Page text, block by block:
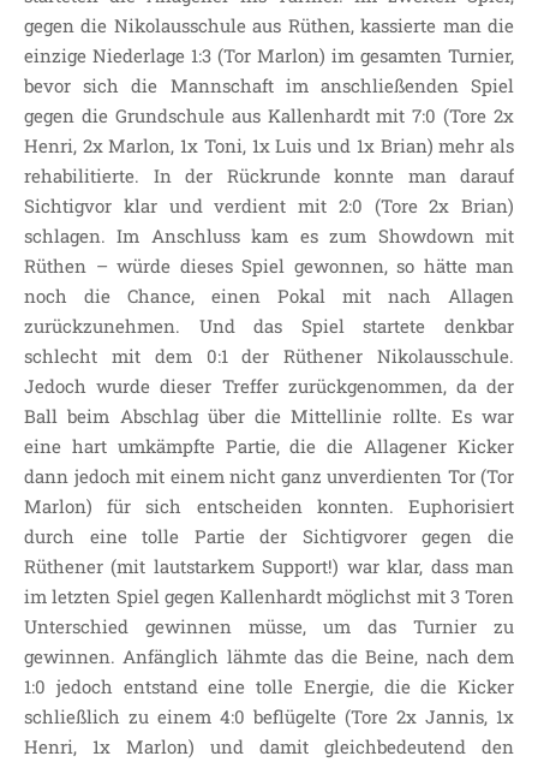
KLASSE 4 DURRANT
LEITBILD UNSERER
GRUNDSCHULE
SCHULPROGRAMM
OFFENE
GANZTAGSGRUNDSCHULE
KONTAKT
OGGS DOWNLOADS
FÖRDERVEREIN
KOOPERATIONEN
LINKS
DATENSCHUTZERKLÄRUNG
gegen die Nikolausschule aus Rüthen, kassierte man die
einzige Niederlage 1:3 (Tor Marlon) im gesamten Turnier,
bevor sich die Mannschaft im anschließenden Spiel
gegen die Grundschule aus Kallenhardt mit 7:0 (Tore 2x
Henri, 2x Marlon, 1x Toni, 1x Luis und 1x Brian) mehr als
rehabilitierte. In der Rückrunde konnte man darauf
Sichtigvor klar und verdient mit 2:0 (Tore 2x Brian)
schlagen. Im Anschluss kam es zum Showdown mit
Rüthen – würde dieses Spiel gewonnen, so hätte man
noch die Chance, einen Pokal mit nach Allagen
zurückzunehmen. Und das Spiel startete denkbar
schlecht mit dem 0:1 der Rüthener Nikolausschule.
Jedoch wurde dieser Treffer zurückgenommen, da der
Ball beim Abschlag über die Mittellinie rollte. Es war
eine hart umkämpfte Partie, die die Allagener Kicker
dann jedoch mit einem nicht ganz unverdienten Tor (Tor
Marlon) für sich entscheiden konnten. Euphorisiert
durch eine tolle Partie der Sichtigvorer gegen die
Rüthener (mit lautstarkem Support!) war klar, dass man
im letzten Spiel gegen Kallenhardt möglichst mit 3 Toren
Unterschied gewinnen müsse, um das Turnier zu
gewinnen. Anfänglich lähmte das die Beine, nach dem
1:0 jedoch entstand eine tolle Energie, die die Kicker
schließlich zu einem 4:0 beflügelte (Tore 2x Jannis, 1x
Henri, 1x Marlon) und damit gleichbedeutend den